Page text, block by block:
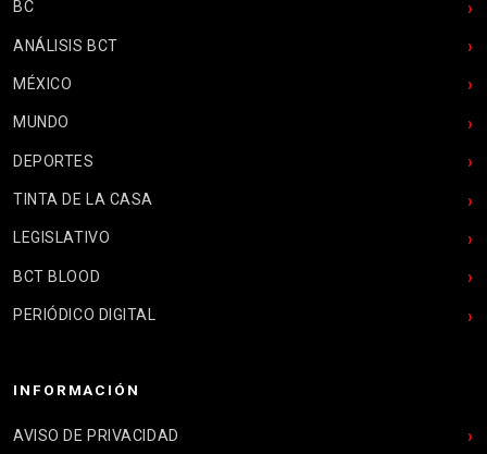
BC
ANÁLISIS BCT
MÉXICO
MUNDO
DEPORTES
TINTA DE LA CASA
LEGISLATIVO
BCT BLOOD
PERIÓDICO DIGITAL
INFORMACIÓN
AVISO DE PRIVACIDAD